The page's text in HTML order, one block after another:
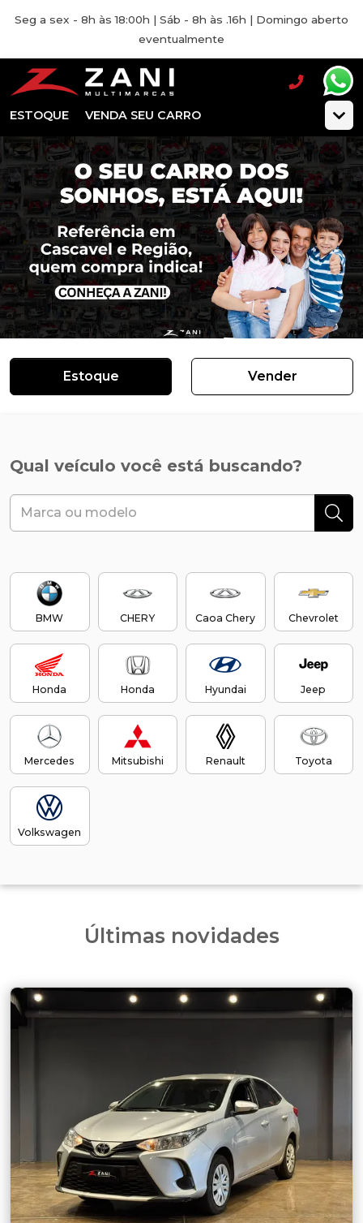
Seg a sex - 8h às 18:00h | Sáb - 8h às .16h | Domingo aberto
eventualmente
ESTOQUE VENDA SEU CARRO
Estoque Vender
Qual veículo você está buscando?
BMW CHERY Caoa Chery Chevrolet
Honda Honda Hyundai Jeep
Mercedes Mitsubishi Renault Toyota
Volkswagen
Últimas novidades